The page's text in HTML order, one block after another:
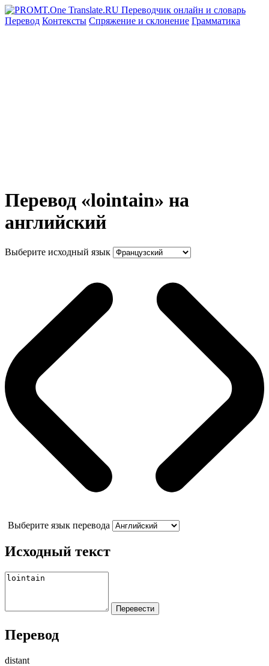
Перевод Контексты Спряжение и склонение Грамматика
Перевод «lointain» на
английский
Выберите исходный язык
Выберите язык перевода
Исходный текст
Перевод
distant